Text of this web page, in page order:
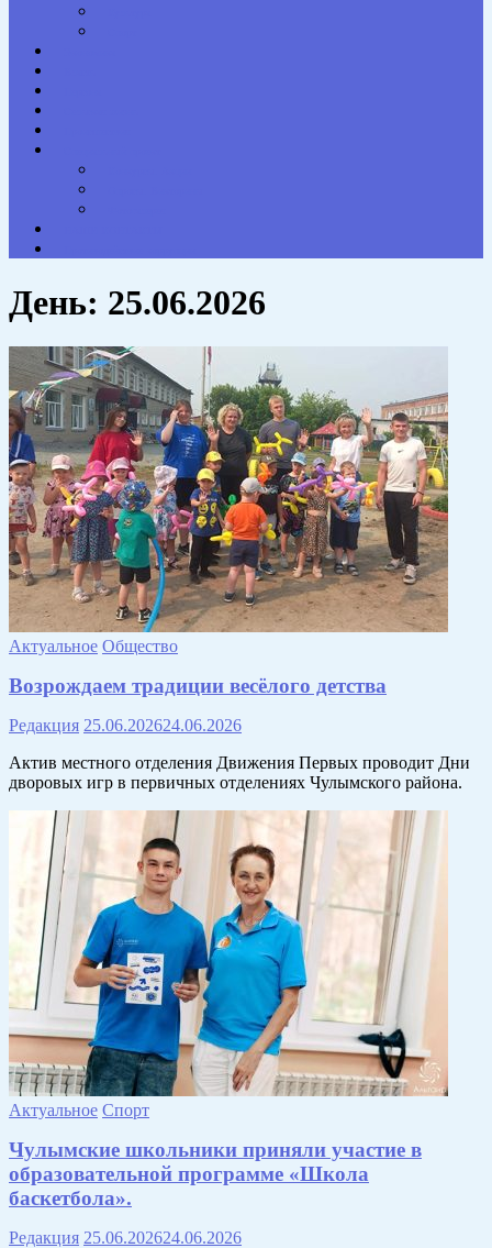
День: 25.06.2026
Актуальное Общество
Возрождаем традиции весёлого детства
Редакция 25.06.202624.06.2026
Актив местного отделения Движения Первых проводит Дни
дворовых игр в первичных отделениях Чулымского района.
Актуальное Спорт
Чулымские школьники приняли участие в
образовательной программе «Школа
баскетбола».
Редакция 25.06.202624.06.2026